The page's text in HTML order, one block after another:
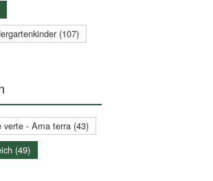
(107)
verte - Ama terra (43)
(49)